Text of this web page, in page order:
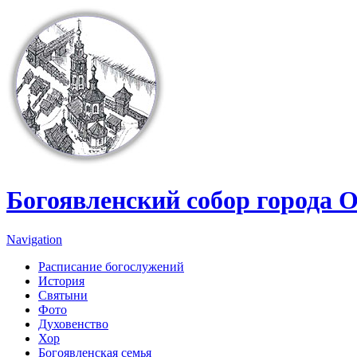
Перейти к основному содержанию
Богоявленский собор города
Navigation
Расписание богослужений
История
Святыни
Фото
Духовенство
Хор
Богоявленская семья